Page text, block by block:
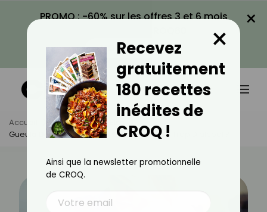
PROMO : -60% sur les offres 3 et 6 mois
VOIR LA PROMO
×
Accueil Actus
Bien-Être
Gueule De Bois : Que Faire Quand On A Bu Trop D’alcool ?
Recevez
gratuitement
180 recettes
inédites de
CROQ !
×
Ainsi que la newsletter promotionnelle
de CROQ.